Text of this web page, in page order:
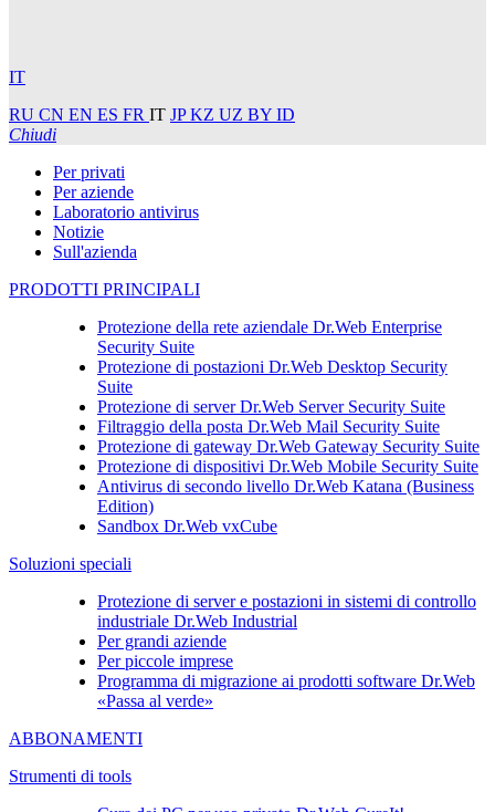
IT
RU CN EN ES FR IT JPKZ UZ BY ID
Chiudi
Per privati
Per aziende
Laboratorio antivirus
Notizie
Sull'azienda
PRODOTTI PRINCIPALI
Protezione della rete aziendale Dr.Web Enterprise
Security Suite
Protezione di postazioni Dr.Web Desktop Security
Suite
Protezione di serverDr.Web Server Security Suite
Filtraggio della posta Dr.Web Mail Security Suite
Protezione di gateway Dr.Web Gateway Security Suite
Protezione di dispositivi Dr.Web Mobile Security Suite
Antivirus di secondo livello Dr.Web Katana (Business
Edition)
Sandbox Dr.Web vxCube
Soluzioni speciali
Protezione di server e postazioni in sistemi di controllo
industriale Dr.Web Industrial
Per grandi aziende
Per piccole imprese
Programma di migrazione ai prodotti software Dr.Web
«Passa al verde»
ABBONAMENTI
Strumenti di tools